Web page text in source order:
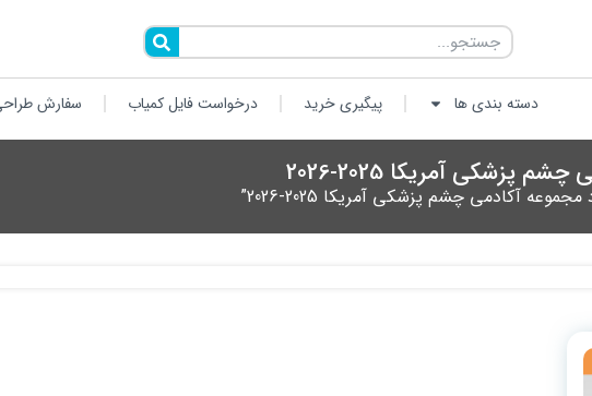
دسته بندی ها پیگیری خرید درخواست فایل کمیاب سفارش
آمریکا 2025-2026
آکادمی چشم پزشکی آمریکا 2025-2026”